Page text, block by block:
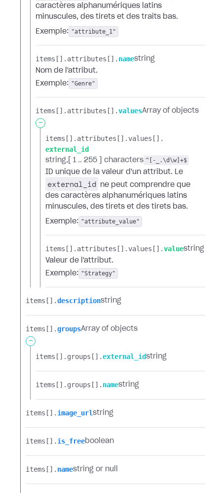
caractères alphanumériques latins
minuscules, des tirets et des traits bas.
Exemple: "attribute_1"
items[].​ attributes[].​ namestring
Nom de l'attribut.
Exemple: "Genre"
items[].​ attributes[].​valuesArray of objects
-
items[].​ attributes[].​values[].​
external_id
string [ 1 .. 255 ] characters ^[-_.\d\w]+$
ID unique de la valeur d'un attribut. Le
external_id
ne peut comprendre que
des caractères alphanumériques latins
minuscules, des tirets et des tirets bas.
Exemple: "attribute_value"
items[].​ attributes[].​values[].​valuestring
Valeur de l'attribut.
Exemple: "Strategy"
items[].​descriptionstring
items[].​groupsArray of objects
-
items[].​ groups[].​external_idstring
items[].​ groups[].​ namestring
items[].​ image_urlstring
items[].​ is_freeboolean
items[].​ namestring or null